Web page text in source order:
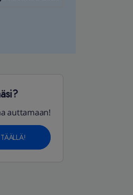
auttamaan!